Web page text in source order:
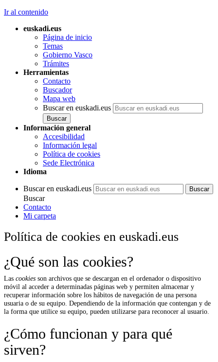
Ir al contenido
euskadi.eus
Página de inicio
Temas
Gobierno Vasco
Trámites
Herramientas
Contacto
Buscador
Mapa web
Buscar en euskadi.eus
Información general
Accesibilidad
Información legal
Política de cookies
Sede Electrónica
Idioma
Buscar en euskadi.eus
Buscar
Contacto
Mi carpeta
Política de cookies en euskadi.eus
¿Qué son las cookies?
Las cookies son archivos que se descargan en el ordenador o dispositivo
móvil al acceder a determinadas páginas web y permiten almacenar y
recuperar información sobre los hábitos de navegación de una persona
usuaria o de su equipo. Dependiendo de la información que contengan y de
la forma que utilice su equipo, pueden utilizarse para reconocer al usuario.
¿Cómo funcionan y para qué
sirven?